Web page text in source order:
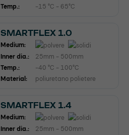
Temp.:
-15 °C - 65°C
SMARTFLEX 1.0
Medium:
Inner dia.:
25mm - 500mm
Temp.:
-40 °C - 100°C
Material:
poliuretano polietere
SMARTFLEX 1.4
Medium:
Inner dia.:
25mm - 500mm